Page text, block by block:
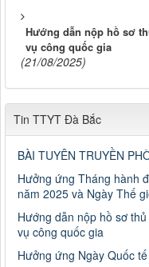
Hướng dẫn nộp hồ sơ
vụ công quốc gia
(21/08/2025)
Tin TTYT Đà Bắc
BÀI TUYÊN TRUYỀN
Hưởng ứng Tháng hành
năm 2025 và Ngày Thế
Hướng dẫn nộp hồ sơ
vụ công quốc gia
Hưởng ứng Ngày Quốc